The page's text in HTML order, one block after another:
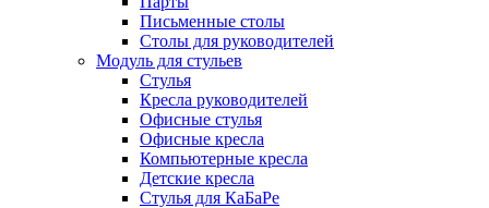
Письменные столы
Столы для руководителей
Модуль для стульев
Стулья
Кресла руководителей
Офисные стулья
Офисные кресла
Компьютерные кресла
Детские кресла
Стулья для КаБаРе